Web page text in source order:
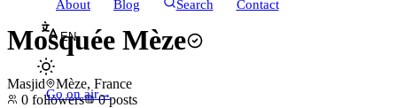
About
Blog Search Contact
EN
Go on air→
Mosquée Mèze
Masjid
Mèze, France
0 followers 0 posts